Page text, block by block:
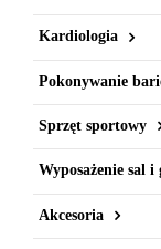
Kardiologia
Pokonywanie
Sprzęt sportowy
Wyposażenie sal i
Akcesoria